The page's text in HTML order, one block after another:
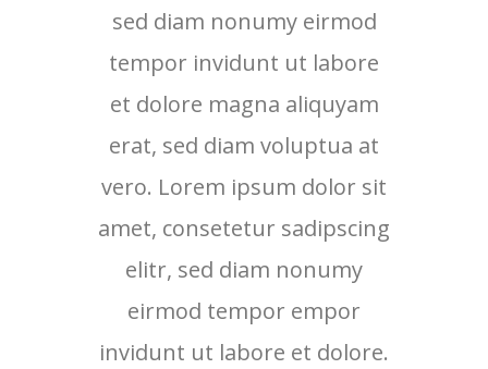
sed diam nonumy eirmod
tempor invidunt ut labore
et dolore magna aliquyam
erat, sed diam voluptua at
vero. Lorem ipsum dolor sit
amet, consetetur sadipscing
elitr, sed diam nonumy
eirmod tempor empor
invidunt ut labore et dolore.